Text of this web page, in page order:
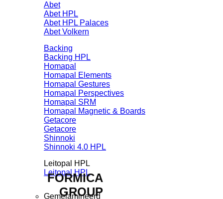
Abet
Abet HPL
Abet HPL Palaces
Abet Volkern
Backing
Backing HPL
Homapal
Homapal Elements
Homapal Gestures
Homapal Perspectives
Homapal SRM
Homapal Magnetic & Boards
Getacore
Getacore
Shinnoki
Shinnoki 4.0 HPL
Leitopal HPL
Leitopal HPL
Gemelamineerd
FORMICA
GROUP